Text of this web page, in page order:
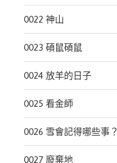
0022 神山
0023 碩鼠碩鼠
0024 放羊的日子
0025 看金師
0026 雪會記得哪些事？
0027 廢棄地